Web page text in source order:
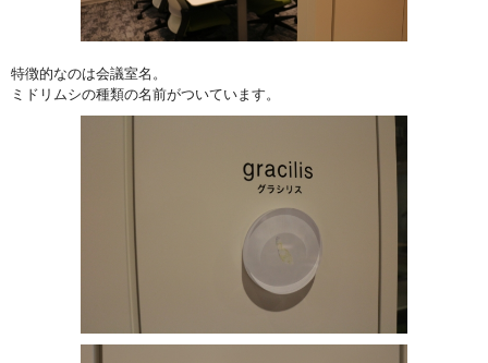
特徴的なのは会議室名。
ミドリムシの種類の名前がついています。